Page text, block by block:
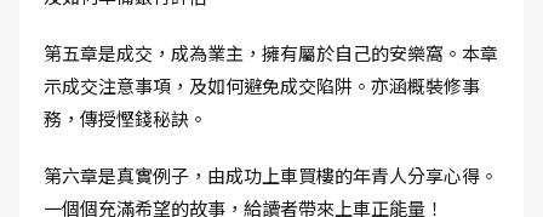
第五章是成交，成為業主，擁有屬於自己的安樂窩。本章
示成交注意事項，及如何避免成交陷阱。亦涵概裝修事
務，傳授慳錢秘訣。
第六章是真實例子，由成功上車買樓的年青人分享心得。
一個個充滿希望的故事，給讀者帶來上車正能量！